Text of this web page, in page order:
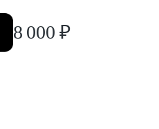
8 000 ₽